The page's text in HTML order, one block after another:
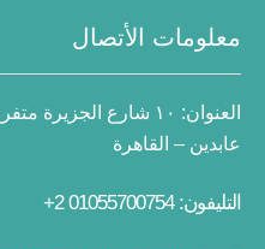
معلومات الأتصال
العنوان:
١٠ شارع الجزيرة
عابدين – القاهرة
التليفون: 01055700754 2+